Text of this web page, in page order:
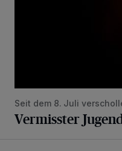
Seit dem 8. Juli
Vermisster